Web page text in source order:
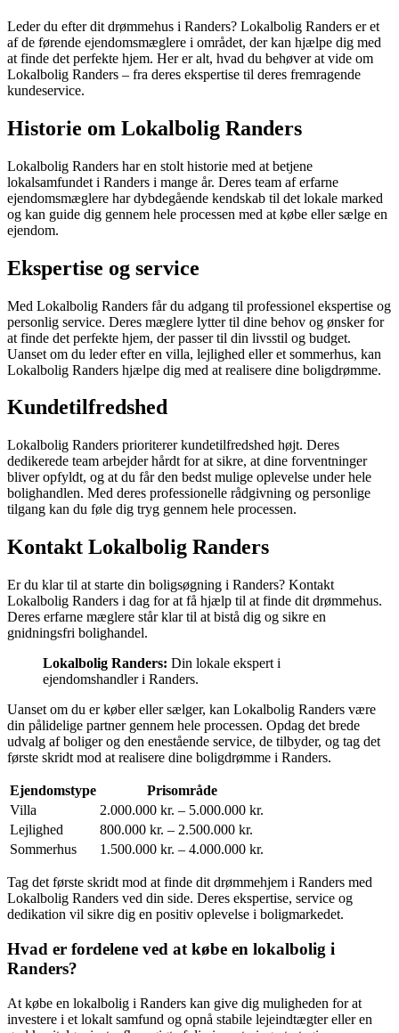
Leder du efter dit drømmehus i Randers? Lokalbolig Randers er et
af de førende ejendomsmæglere i området, der kan hjælpe dig med
at finde det perfekte hjem. Her er alt, hvad du behøver at vide om
Lokalbolig Randers – fra deres ekspertise til deres fremragende
kundeservice.
Historie om Lokalbolig Randers
Lokalbolig Randers har en stolt historie med at betjene
lokalsamfundet i Randers i mange år. Deres team af erfarne
ejendomsmæglere har dybdegående kendskab til det lokale marked
og kan guide dig gennem hele processen med at købe eller sælge en
ejendom.
Ekspertise og service
Med Lokalbolig Randers får du adgang til professionel ekspertise og
personlig service. Deres mæglere lytter til dine behov og ønsker for
at finde det perfekte hjem, der passer til din livsstil og budget.
Uanset om du leder efter en villa, lejlighed eller et sommerhus, kan
Lokalbolig Randers hjælpe dig med at realisere dine boligdrømme.
Kundetilfredshed
Lokalbolig Randers prioriterer kundetilfredshed højt. Deres
dedikerede team arbejder hårdt for at sikre, at dine forventninger
bliver opfyldt, og at du får den bedst mulige oplevelse under hele
bolighandlen. Med deres professionelle rådgivning og personlige
tilgang kan du føle dig tryg gennem hele processen.
Kontakt Lokalbolig Randers
Er du klar til at starte din boligsøgning i Randers? Kontakt
Lokalbolig Randers i dag for at få hjælp til at finde dit drømmehus.
Deres erfarne mæglere står klar til at bistå dig og sikre en
gnidningsfri bolighandel.
Lokalbolig Randers: Din lokale ekspert i
ejendomshandler i Randers.
Uanset om du er køber eller sælger, kan Lokalbolig Randers være
din pålidelige partner gennem hele processen. Opdag det brede
udvalg af boliger og den enestående service, de tilbyder, og tag det
første skridt mod at realisere dine boligdrømme i Randers.
Ejendomstype
Prisområde
Villa
2.000.000 kr. – 5.000.000 kr.
Lejlighed
800.000 kr. – 2.500.000 kr.
Sommerhus
1.500.000 kr. – 4.000.000 kr.
Tag det første skridt mod at finde dit drømmehjem i Randers med
Lokalbolig Randers ved din side. Deres ekspertise, service og
dedikation vil sikre dig en positiv oplevelse i boligmarkedet.
Hvad er fordelene ved at købe en lokalbolig i
Randers?
At købe en lokalbolig i Randers kan give dig muligheden for at
investere i et lokalt samfund og opnå stabile lejeindtægter eller en